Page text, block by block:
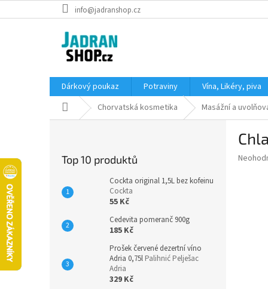
na
info@jadranshop.cz
Dárkový poukaz Potraviny Vína, Likéry, piva
Domů Chorvatská kosmetika Masážní a
Top 10 produktů
Cockta original 1,5L bez kofeinu
Cockta
55 Kč
Cedevita pomeranč 900g
185 Kč
Prošek červené dezertní víno
Adria 0,75l Palihnić Pelješac
Adria
329 Kč